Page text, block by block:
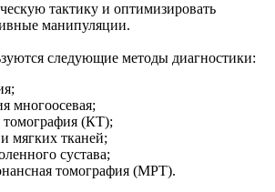
тактику и оптимизировать
манипуляции.
следующие методы диагностики:
многоосевая;
томография (КТ);
мягких тканей;
сустава;
томография (МРТ).